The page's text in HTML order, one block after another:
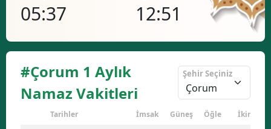
12:51 16:42
#Çorum 1 Aylık
Namaz Vakitleri
Şehir Seçiniz
Tarihler İmsak Güneş Öğle İkindi